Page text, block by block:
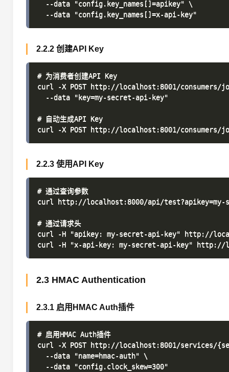
  --data "config.key_names[]=apikey" \
2.2.2 创建API Key
# 为消费者创建API Key
curl -X POST http://localhost:8001/consumers/
  --data "key=my-secret-api-key"
# 自动生成API Key
2.2.3 使用API Key
# 通过查询参数
curl http://localhost:8000/api/test?apikey=my-
# 通过请求头
curl -H "apikey: my-secret-api-key" http://
2.3 HMAC Authentication
2.3.1 启用HMAC Auth插件
# 启用HMAC Auth插件
curl -X POST http://localhost:8001/services/
  --data "name=hmac-auth" \